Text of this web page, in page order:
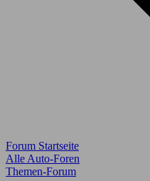
Forum Startseite
Alle Auto-Foren
Themen-Forum